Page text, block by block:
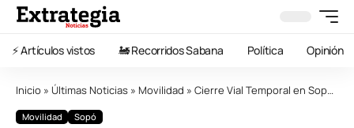
⚡️ Artículos vistos 🚂 Recorridos Sabana Política Opinión
Inicio » Últimas Noticias » Movilidad » Cierre Vial Temporal en Sopó, por Feria Turística y Festival Gastronómica del 15 al 17 de diciembre
Movilidad Sopó